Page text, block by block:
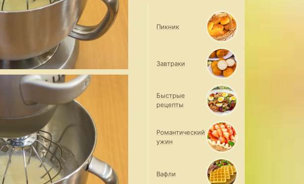
Пикник
Завтраки
Быстрые
рецепты
Романтический
ужин
Вафли